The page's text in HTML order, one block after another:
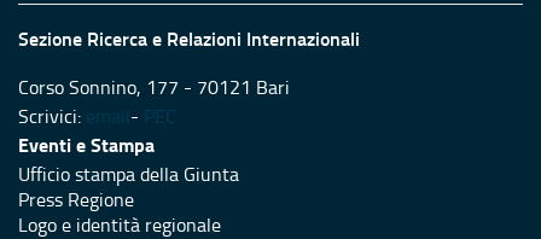
Sezione Ricerca e Relazioni Internazionali
Corso Sonnino, 177 - 70121 Bari
Scrivici: email - PEC
Eventi e Stampa
Ufficio stampa della Giunta
Press Regione
Logo e identità regionale